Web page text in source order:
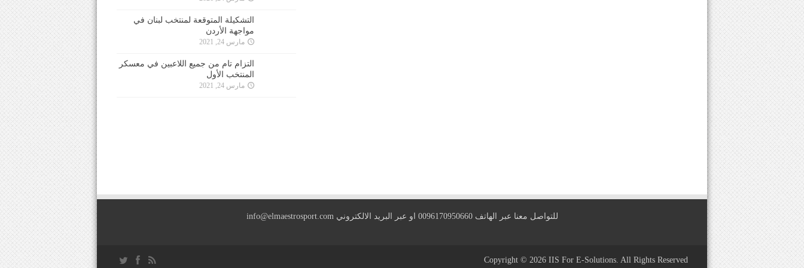
التشكيلة المتوقعة لمنتخب لبنان في
مواجهة الأردن
مارس 24, 2021
التزام تام من جميع اللاعبين في معسكر
المنتخب الأول
مارس 24, 2021
للتواصل معنا عبر الهاتف 0096170950660 او عبر البريد الالكتروني info@elmaestrosport.com
Copyright © 2026 IIS For E-Solutions. All Rights Reserved